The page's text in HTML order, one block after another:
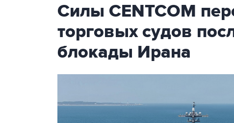
Силы CENTCOM
торговых судов
блокады Ирана